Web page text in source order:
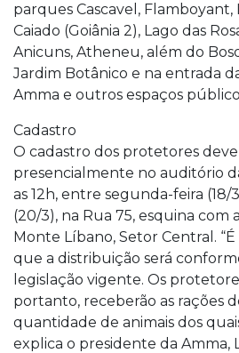
parques Cascavel, Flamboyant,
Caiado (Goiânia 2), Lago das
Anicuns, Atheneu, além do
Jardim Botânico e na entrada
Amma e outros espaços
Cadastro
O cadastro dos protetores
presencialmente no auditório
as 12h, entre segunda-feira
(20/3), na Rua 75, esquina com
Monte Líbano, Setor Central.
que a distribuição será
legislação vigente. Os
portanto, receberão as rações
quantidade de animais dos
explica o presidente da Amma,